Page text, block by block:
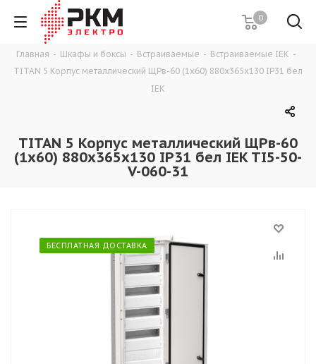
0
Главная - Шкафы и боксы - Встраиваемые - Встраиваемые IEK -
TITAN 5 Корпус металлический ЩРв-60 (1х60) 880х365х130 IP31 бел
IEK
TITAN 5 Корпус металлический ЩРв-60
(1х60) 880х365х130 IP31 бел IEK TI5-50-
V-060-31
БЕСПЛАТНАЯ ДОСТАВКА